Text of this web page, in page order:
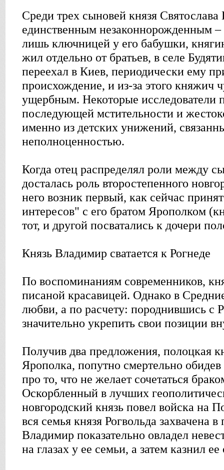
Среди трех сыновей князя
единственным незаконнорожденным –
лишь ключницей у его бабушки,
жил отдельно от братьев, в селе
переехал в Киев, периодически ему
происхождение, и из-за этого княжич
ущербным. Некоторые исследователи
последующей мстительности и
именно из детских унижений,
неполноценностью.
Когда отец распределял роли между
досталась роль второстепенного
него возник первый, как сейчас
интересов" с его братом Ярополком
тот, и другой посватались к дочери
Князь Владимир сватается к Рогнеде
По воспоминаниям современников,
писаной красавицей. Однако в
любви, а по расчету: породнившись с
значительно укрепить свои позиции
Получив два предложения, полоцкая
Ярополка, попутно смертельно
про то, что не желает сочетаться
Оскорбленный в лучших
новгородский князь повел войска на
вся семья князя Рогвольда захвачена
Владимир показательно овладел
на глазах у ее семьи, а затем казнил ее